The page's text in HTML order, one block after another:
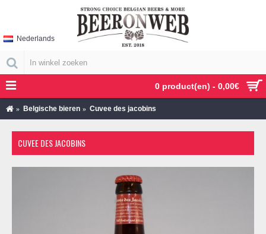
0 product(en) - 0,00€
Nederlands
Belgische bieren Cuvee des jacobins
CUVEE DES JACOBINS